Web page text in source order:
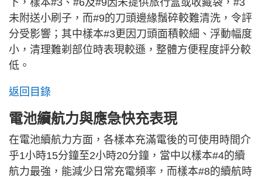
下，樣本#3、#6及#9因未提供旅行盒或收藏袋，#3
未附送小刷子，而#9的刀頭邊緣鬚碎較難清洗，令評
分受影響；其中樣本#3更因刀頭面積較細、浮動幅度
小，清理難剃部位時表現較遜，整體方便程度評分較
低。
返回目錄
電池續航力與應急快充表現
在電池續航力方面，各樣本充滿電後的可使用時間介
乎1小時15分鐘至2小時20分鐘，當中以樣本#4的續
航力最強，能減少日常充電頻率，而樣本#8的續航時